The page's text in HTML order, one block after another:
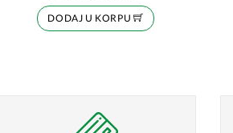
DODAJ U KORPU